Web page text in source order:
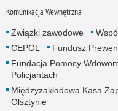
Komunikacja Wewnętrzna
Związki zawodowe
CEPOL
Fundusz
Fundacja Pomocy
Policjantach
Międzyzakładowa Kasa
Olsztynie